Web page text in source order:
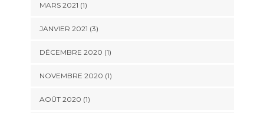
MARS 2021 (1)
JANVIER 2021 (3)
DÉCEMBRE 2020 (1)
NOVEMBRE 2020 (1)
AOÛT 2020 (1)